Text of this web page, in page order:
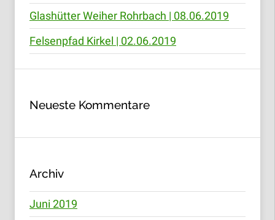
Glashütter Weiher Rohrbach | 08.06.2019
Felsenpfad Kirkel | 02.06.2019
Neueste Kommentare
Archiv
Juni 2019